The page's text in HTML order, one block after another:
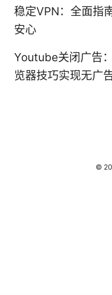
稳定VPN：全面指
安心
Youtube关闭广告
览器技巧实现无广
©